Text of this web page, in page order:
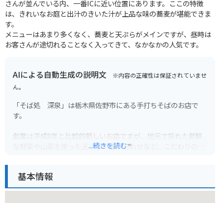
さんが並んでいる内、一番ICに近い位置にあります。ここの特徴
は、きれいなお庭と出汁のきいた汁が上品な味の蕎麦が堪能できま
す。
メニューはあまり多くなく、蕎麦と天ぷらがメインですが、昼時は
お客さんが途切れることなく入ってきて、なかなかの人気です。
AIによる自動生成の説明文 ※内容の正確性は保証されていませ
ん。
「そば処 深泉」は栃木県佐野市にある手打ちそばのお店で
す。
創業は平成8年と比較的新しいお店ですが、地元で採れた新鮮
な野菜や山菜を使った天ぷらの盛り合わせなど、こだわりの蕎
人気メニューの「深泉そば」は、揚げたて熱々の大きなかき揚
げが特徴です。
...続きを読む
基本情報